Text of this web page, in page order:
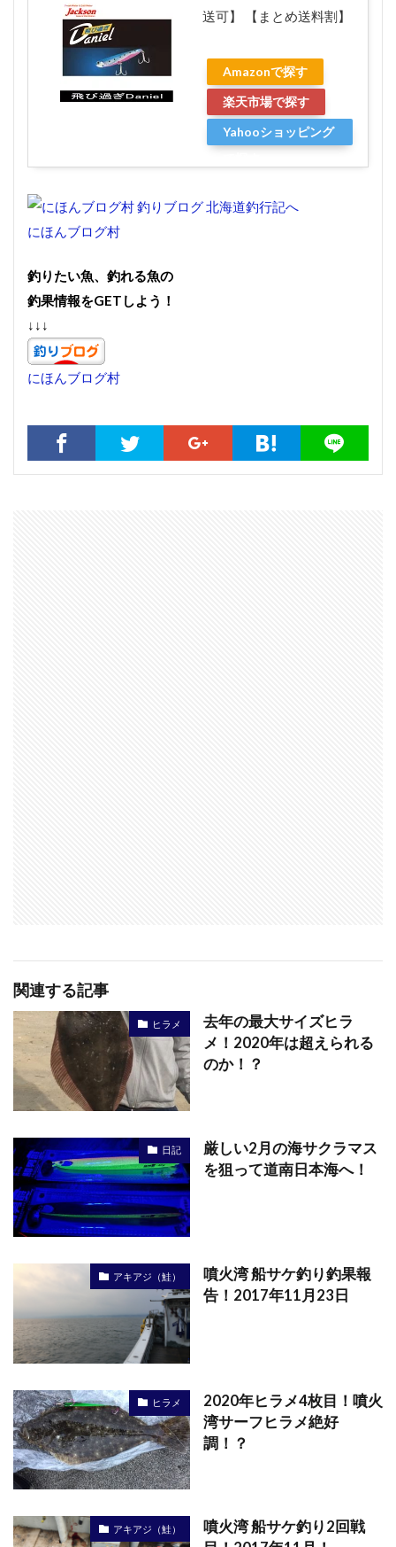
送可】 【まとめ送料割】
Amazonで探す
楽天市場で探す
Yahooショッピング
にほんブログ村
釣りたい魚、釣れる魚の
釣果情報をGETしよう！
↓↓↓
にほんブログ村
関連する記事
ヒラメ
去年の最大サイズヒラ
メ！2020年は超えられる
のか！？
日記
厳しい2月の海サクラマス
を狙って道南日本海へ！
アキアジ（鮭）
噴火湾 船サケ釣り釣果報
告！2017年11月23日
ヒラメ
2020年ヒラメ4枚目！噴火
湾サーフヒラメ絶好
調！？
アキアジ（鮭）
噴火湾 船サケ釣り2回戦